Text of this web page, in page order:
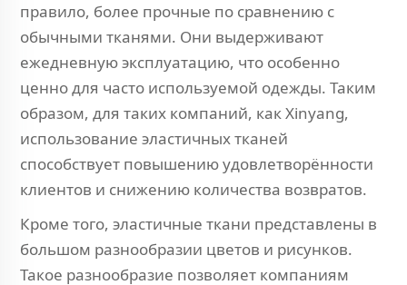
правило, более прочные по сравнению с
обычными тканями. Они выдерживают
ежедневную эксплуатацию, что особенно
ценно для часто используемой одежды. Таким
образом, для таких компаний, как Xinyang,
использование эластичных тканей
способствует повышению удовлетворённости
клиентов и снижению количества возвратов.
Кроме того, эластичные ткани представлены в
большом разнообразии цветов и рисунков.
Такое разнообразие позволяет компаниям